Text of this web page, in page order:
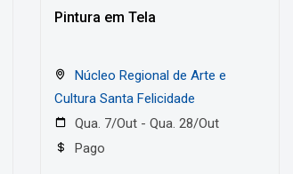
Pintura em Tela
Núcleo Regional de Arte e
Cultura Santa Felicidade
Qua. 7/Out - Qua. 28/Out
Pago